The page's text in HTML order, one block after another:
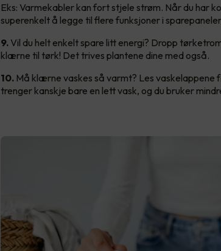
Eks: Varmekabler kan fort stjele strøm. Når du har
superenkelt å legge til flere funksjoner i
9. Vil du helt enkelt spare litt energi? Dropp
klærne til tørk! Det trives plantene dine med også.
10. Må klærne vaskes så varmt? Les vaskelappene
trenger kanskje bare en lett vask, og du bruker